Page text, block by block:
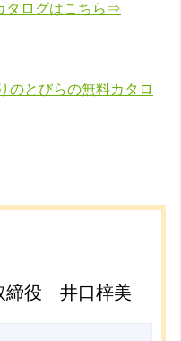
タログはこちら⇒
のとびらの無料カタロ
締役 井口梓美